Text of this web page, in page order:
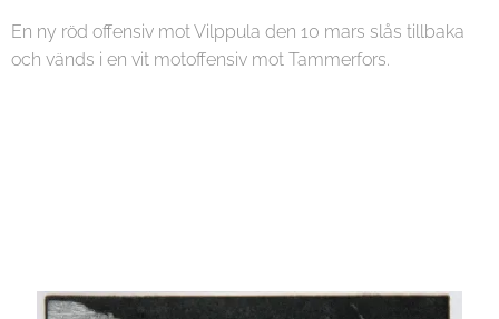
En ny röd offensiv mot Vilppula den 10 mars slås tillbaka
och vänds i en vit motoffensiv mot Tammerfors.